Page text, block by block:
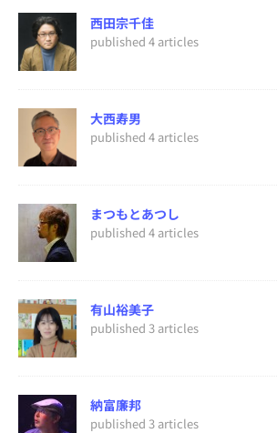
西田宗千佳
published 4 articles
大西寿男
published 4 articles
まつもとあつし
published 4 articles
有山裕美子
published 3 articles
納富廉邦
published 3 articles